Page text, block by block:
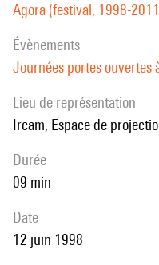
Agora (festival, 1998-
évènements
Journées portes ouvertes
Lieu de représentation
Ircam, Espace de
durée
09 min
date
12 juin 1998